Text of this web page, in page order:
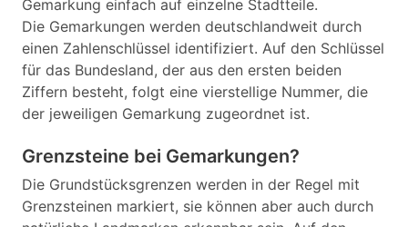
Gemarkung einfach auf einzelne Stadtteile.
Die Gemarkungen werden deutschlandweit durch
einen Zahlenschlüssel identifiziert. Auf den Schlüssel
für das Bundesland, der aus den ersten beiden
Ziffern besteht, folgt eine vierstellige Nummer, die
der jeweiligen Gemarkung zugeordnet ist.
Grenzsteine bei Gemarkungen?
Die Grundstücksgrenzen werden in der Regel mit
Grenzsteinen markiert, sie können aber auch durch